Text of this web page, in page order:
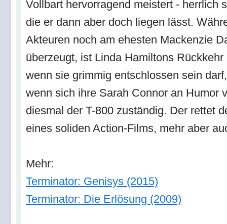
Vollbart hervorragend meistert - herrlich
die er dann aber doch liegen lässt.
Akteuren noch am ehesten Mackenzie
überzeugt, ist Linda Hamiltons
wenn sie grimmig entschlossen sein
wenn sich ihre Sarah Connor an Humor
diesmal der T-800 zuständig. Der rettet
eines soliden Action-Films, mehr aber
Mehr:
Terminator: Genisys (2015)
Terminator: Die Erlösung (2009)